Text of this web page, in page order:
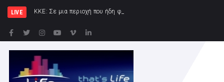
LIVE ΚΚΕ: Σε μια περιοχή που ήδη φλέγεται το «αμυντικό» σύμφω